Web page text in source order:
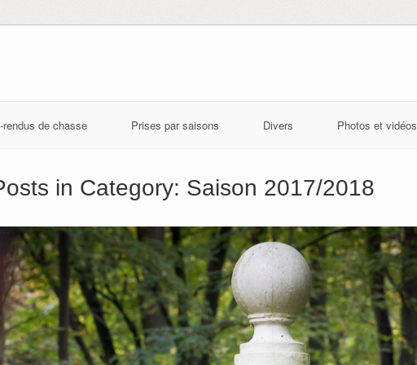
rendus de chasse Prises par saisons Divers Photos et vidéos
in Category: Saison 2017/2018